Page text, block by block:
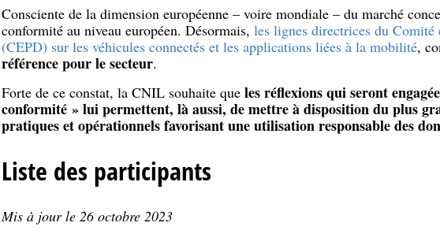
Consciente de la dimension européenne – voire mondiale – du marché
conformité au niveau européen. Désormais, les lignes directrices du Comité
(CEPD) sur les véhicules connectés et les applications liées à la mobilité,
référence pour le secteur.
Forte de ce constat, la CNIL souhaite que les réflexions qui seront
conformité » lui permettent, là aussi, de mettre à disposition du plus
pratiques et opérationnels favorisant une utilisation responsable des
Liste des participants
Mis à jour le 26 octobre 2023